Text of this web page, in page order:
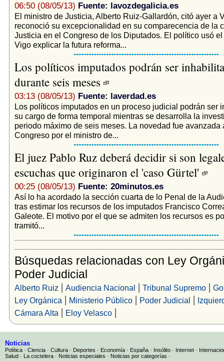
06:50 (08/05/13) Fuente: lavozdegalicia.es
El ministro de Justicia, Alberto Ruiz-Gallardón, citó ayer a
reconoció su excepcionalidad en su comparecencia de la
Justicia en el Congreso de los Diputados. El político usó
Vigo explicar la futura reforma...
Los políticos imputados podrán ser
durante seis meses
03:13 (08/05/13) Fuente: laverdad.es
Los políticos imputados en un proceso judicial podrán ser
su cargo de forma temporal mientras se desarrolla la
periodo máximo de seis meses. La novedad fue avanzada
Congreso por el ministro de...
El juez Pablo Ruz deberá decidir si son
escuchas que originaron el 'caso Gürtel'
00:25 (08/05/13) Fuente: 20minutos.es
Así lo ha acordado la sección cuarta de lo Penal de la
tras estimar los recursos de los imputados Francisco
Galeote. El motivo por el que se admiten los recursos es
tramitó...
Búsquedas relacionadas con Ley
Poder Judicial
Alberto Ruiz | Audiencia Nacional | Tribunal Supremo|
Ley Orgánica | Ministerio Público| Poder Judicial |
Cámara Alta | Eloy Velasco|
Noticias
Política · Ciencia · Cultura · Deportes · Economía · España · Insólito · Internet ·
Salud · La coctelera · Noticias especiales · Noticias por categorías ·